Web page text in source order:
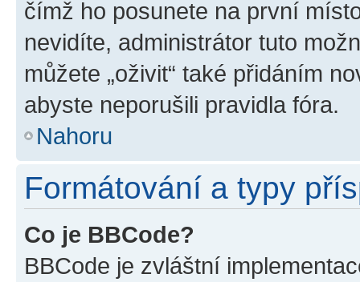
čímž ho posunete na první
nevidíte, administrátor tuto
můžete „oživit“ také přidáním
abyste neporušili pravidla fóra.
Nahoru
Formátování a typy
Co je BBCode?
BBCode je zvláštní